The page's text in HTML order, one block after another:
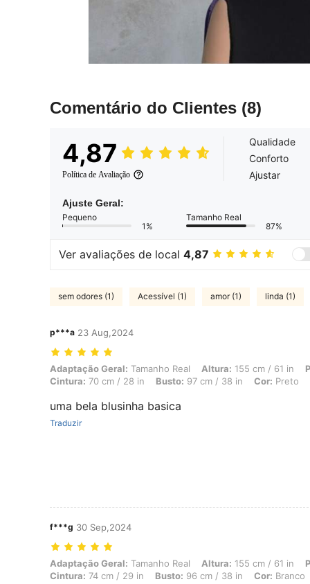
Comentário do Clientes (8)
4,87
Política de Avaliação
Qualidade
Conforto
Ajustar
Ajuste Geral:
Pequeno
1%
Tamanho Real
87%
Ver avaliações de local 4,87
sem odores (1) Acessível (1) amor (1) linda (1)
p***a 23 Aug,2024
Adaptação Geral: Tamanho Real, Altura: 155 cm / 61 in, Peso: 59
Adaptação Geral: Tamanho Real Altura: 155 cm / 61 in
Cintura: 70 cm / 28 in Busto: 97 cm / 38 in Cor: Preto
uma bela blusinha basica
Traduzir
f***g 30 Sep,2024
Adaptação Geral: Tamanho Real, Altura: 155 cm / 61 in, Peso: 62
Adaptação Geral: Tamanho Real Altura: 155 cm / 61 in
Cintura: 74 cm / 29 in Busto: 96 cm / 38 in Cor: Branco